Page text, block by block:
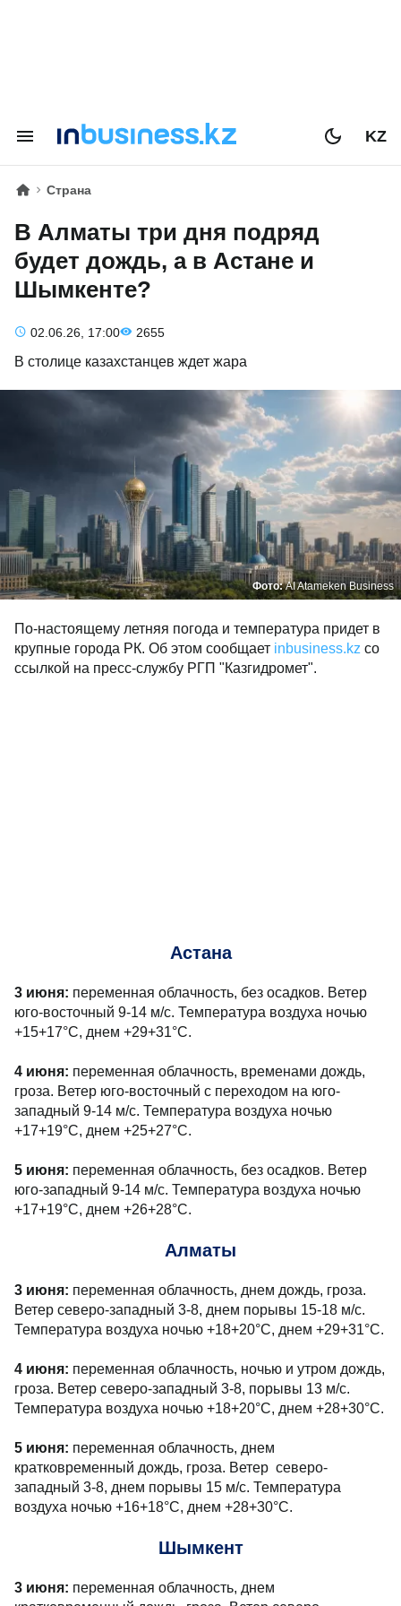
KZ
Страна
В Алматы три дня подряд
будет дождь, а в Астане и
Шымкенте?
02.06.26, 17:00 2655
В столице казахстанцев ждет жара
Фото:AI Atameken Business
По-настоящему летняя погода и температура придет в
крупные города РК. Об этом сообщает inbusiness.kz со
ссылкой на пресс-службу РГП "Казгидромет".
Астана
3 июня: переменная облачность, без осадков. Ветер
юго-восточный 9-14 м/с. Температура воздуха ночью
+15+17°С, днем +29+31°С.
4 июня: переменная облачность, временами дождь,
гроза. Ветер юго-восточный с переходом на юго-
западный 9-14 м/с. Температура воздуха ночью
+17+19°С, днем +25+27°С.
5 июня: переменная облачность, без осадков. Ветер
юго-западный 9-14 м/с. Температура воздуха ночью
+17+19°С, днем +26+28°С.
Алматы
3 июня: переменная облачность, днем дождь, гроза.
Ветер северо-западный 3-8, днем порывы 15-18 м/с.
Температура воздуха ночью +18+20°С, днем +29+31°С.
4 июня: переменная облачность, ночью и утром дождь,
гроза. Ветер северо-западный 3-8, порывы 13 м/с.
Температура воздуха ночью +18+20°С, днем +28+30°С.
5 июня: переменная облачность, днем
кратковременный дождь, гроза. Ветер северо-
западный 3-8, днем порывы 15 м/с. Температура
воздуха ночью +16+18°С, днем +28+30°С.
Шымкент
3 июня: переменная облачность, днем